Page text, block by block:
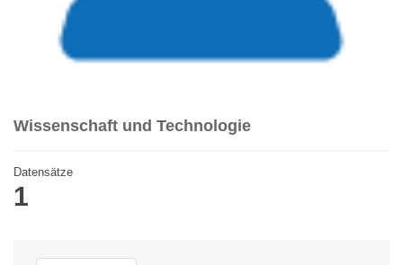
Wissenschaft und Technologie
Datensätze
1